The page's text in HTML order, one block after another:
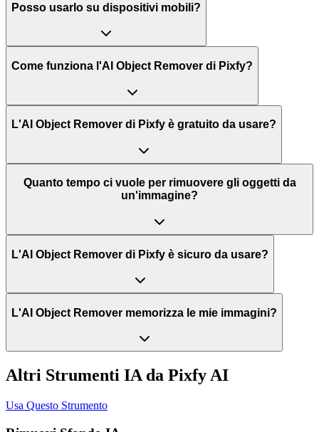
Posso usarlo su dispositivi mobili?
Come funziona l'AI Object Remover di Pixfy?
L'AI Object Remover di Pixfy è gratuito da usare?
Quanto tempo ci vuole per rimuovere gli oggetti da
un'immagine?
L'AI Object Remover di Pixfy è sicuro da usare?
L'AI Object Remover memorizza le mie immagini?
Altri Strumenti IA da Pixfy AI
Usa Questo Strumento